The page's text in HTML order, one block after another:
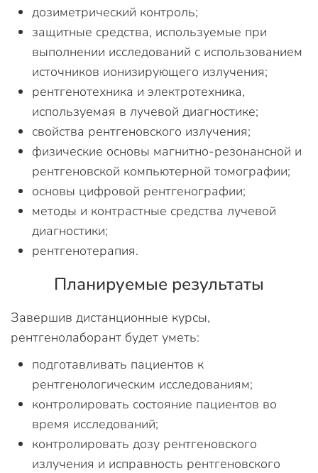
дозиметрический контроль;
защитные средства, используемые при
выполнении исследований с использованием
источников ионизирующего излучения;
рентгенотехника и электротехника,
используемая в лучевой диагностике;
свойства рентгеновского излучения;
физические основы магнитно-резонансной и
рентгеновской компьютерной томографии;
основы цифровой рентгенографии;
методы и контрастные средства лучевой
диагностики;
рентгенотерапия.
Планируемые результаты
Завершив дистанционные курсы,
рентгенолаборант будет уметь:
подготавливать пациентов к
рентгенологическим исследованиям;
контролировать состояние пациентов во
время исследований;
контролировать дозу рентгеновского
излучения и исправность рентгеновского